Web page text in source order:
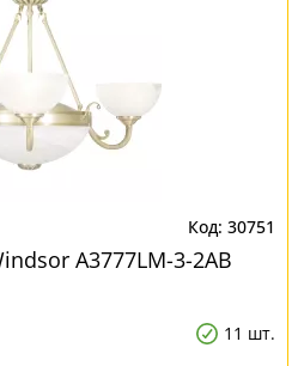
30751
A3777LM-3-2AB
11 шт.